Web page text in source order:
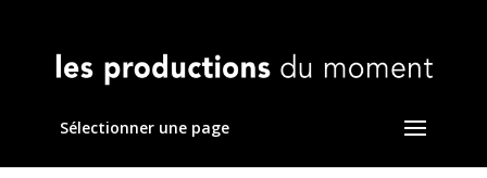
Sélectionner une page